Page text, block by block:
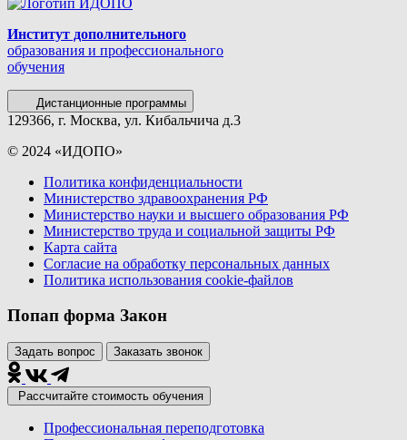
Институт дополнительного
образования и профессионального
обучения
Дистанционные программы
129366, г. Москва, ул. Кибальчича д.3
© 2024 «ИДОПО»
Политика конфиденциальности
Министерство здравоохранения РФ
Министерство науки и высшего образования РФ
Министерство труда и социальной защиты РФ
Карта сайта
Согласие на обработку персональных данных
Политика использования сookie-файлов
Попап форма Закон
Задать вопрос Заказать звонок
Рассчитайте стоимость обучения
Профессиональная переподготовка